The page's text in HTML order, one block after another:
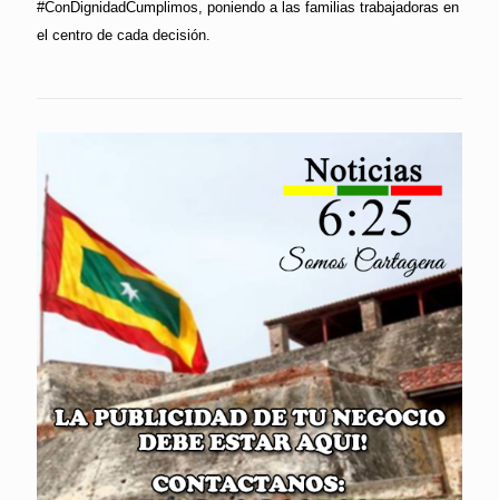
#ConDignidadCumplimos, poniendo a las familias trabajadoras en
el centro de cada decisión.